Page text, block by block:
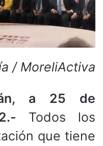
/ MoreliActiva
a 25 de
Todos los
que tiene